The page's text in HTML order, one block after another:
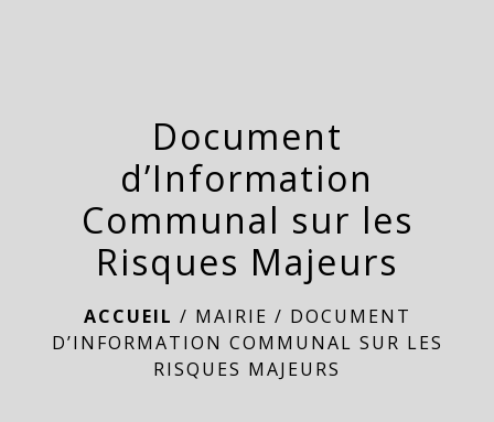
Document
d’Information
Communal sur les
Risques Majeurs
ACCUEIL / MAIRIE / DOCUMENT
D’INFORMATION COMMUNAL SUR LES
RISQUES MAJEURS